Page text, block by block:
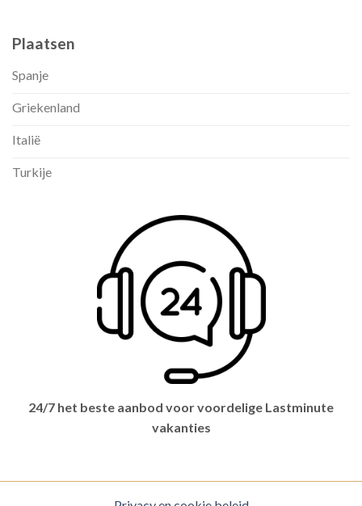
Plaatsen
Spanje
Griekenland
Italië
Turkije
24/7 het beste aanbod voor voordelige Lastminute
vakanties